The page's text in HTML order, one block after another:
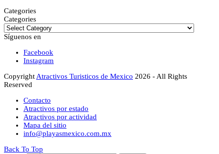
Categories
Categories
Síguenos en
Facebook
Instagram
CopyrightAtractivos Turisticos de Mexico 2026 - All Rights
Reserved
Contacto
Atractivos por estado
Atractivos por actividad
Mapa del sitio
info@playasmexico.com.mx
Back To Top